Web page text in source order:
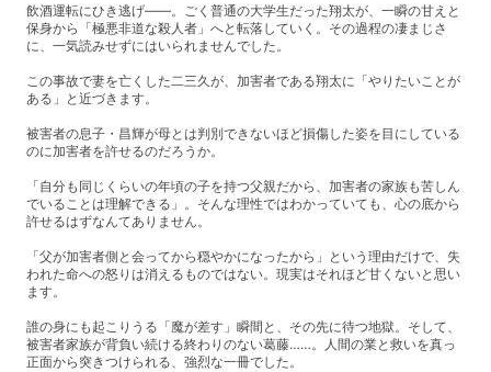
飲酒運転にひき逃げ——。ごく普通の大学生だった翔太が、一瞬の甘えと
保身から「極悪非道な殺人者」へと転落していく。その過程の凄まじさ
に、一気読みせずにはいられませんでした。
​この事故で妻を亡くした二三久が、加害者である翔太に「やりたいことが
ある」と近づきます。
​被害者の息子・昌輝が母とは判別できないほど損傷した姿を目にしている
のに加害者を許せるのだろうか。
「自分も同じくらいの年頃の子を持つ父親だから、加害者の家族も苦しん
でいることは理解できる」。そんな理性ではわかっていても、心の底から
許せるはずなんてありません。
​「父が加害者側と会ってから穏やかになったから」という理由だけで、失
われた命への怒りは消えるものではない。現実はそれほど甘くないと思い
ます。
​誰の身にも起こりうる「魔が差す」瞬間と、その先に待つ地獄。そして、
被害者家族が背負い続ける終わりのない葛藤……。人間の業と救いを真っ
正面から突きつけられる、強烈な一冊でした。